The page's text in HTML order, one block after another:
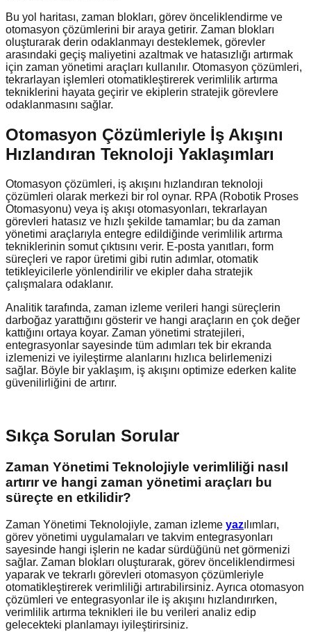
Bu yol haritası, zaman blokları, görev önceliklendirme ve
otomasyon çözümlerini bir araya getirir. Zaman blokları
oluşturarak derin odaklanmayı desteklemek, görevler
arasındaki geçiş maliyetini azaltmak ve hatasızlığı artırmak
için zaman yönetimi araçları kullanılır. Otomasyon çözümleri,
tekrarlayan işlemleri otomatikleştirerek verimlilik artırma
tekniklerini hayata geçirir ve ekiplerin stratejik görevlere
odaklanmasını sağlar.
Otomasyon Çözümleriyle İş Akışını
Hızlandıran Teknoloji Yaklaşımları
Otomasyon çözümleri, iş akışını hızlandıran teknoloji
çözümleri olarak merkezi bir rol oynar. RPA (Robotik Proses
Otomasyonu) veya iş akışı otomasyonları, tekrarlayan
görevleri hatasız ve hızlı şekilde tamamlar; bu da zaman
yönetimi araçlarıyla entegre edildiğinde verimlilik artırma
tekniklerinin somut çıktısını verir. E-posta yanıtları, form
süreçleri ve rapor üretimi gibi rutin adımlar, otomatik
tetikleyicilerle yönlendirilir ve ekipler daha stratejik
çalışmalara odaklanır.
Analitik tarafında, zaman izleme verileri hangi süreçlerin
darboğaz yarattığını gösterir ve hangi araçların en çok değer
kattığını ortaya koyar. Zaman yönetimi stratejileri,
entegrasyonlar sayesinde tüm adımları tek bir ekranda
izlemenizi ve iyileştirme alanlarını hızlıca belirlemenizi
sağlar. Böyle bir yaklaşım, iş akışını optimize ederken kalite
güvenilirliğini de artırır.
Sıkça Sorulan Sorular
Zaman Yönetimi Teknolojiyle verimliliği nasıl
artırır ve hangi zaman yönetimi araçları bu
süreçte en etkilidir?
Zaman Yönetimi Teknolojiyle, zaman izleme yazılımları,
görev yönetimi uygulamaları ve takvim entegrasyonları
sayesinde hangi işlerin ne kadar sürdüğünü net görmenizi
sağlar. Zaman blokları oluşturarak, görev önceliklendirmesi
yaparak ve tekrarlı görevleri otomasyon çözümleriyle
otomatikleştirerek verimliliği artırabilirsiniz. Ayrıca otomasyon
çözümleri ve entegrasyonlar ile iş akışını hızlandırırken,
verimlilik artırma teknikleri ile bu verileri analiz edip
gelecekteki planlamayı iyileştirirsiniz.